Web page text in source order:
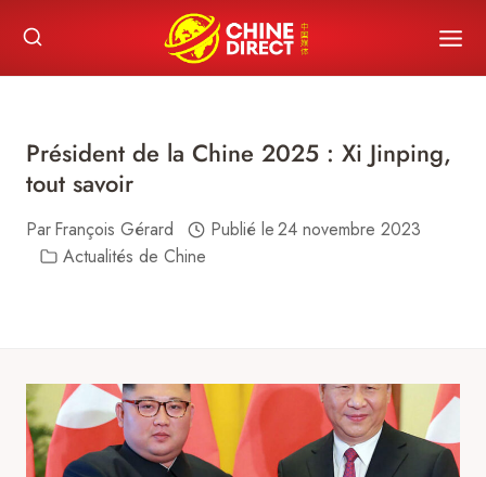
content
Président de la Chine 2025 : Xi Jinping,
tout savoir
ParFrançois Gérard Publié le24 novembre 2023
Actualités de Chine